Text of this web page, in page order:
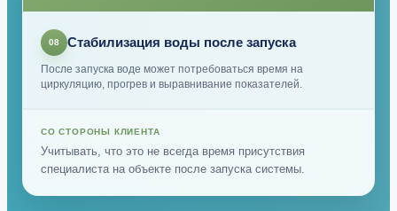
08 Стабилизация воды после запуска
После запуска воде может потребоваться время на
циркуляцию, прогрев и выравнивание показателей.
СО СТОРОНЫ КЛИЕНТА
Учитывать, что это не всегда время присутствия
специалиста на объекте после запуска системы.